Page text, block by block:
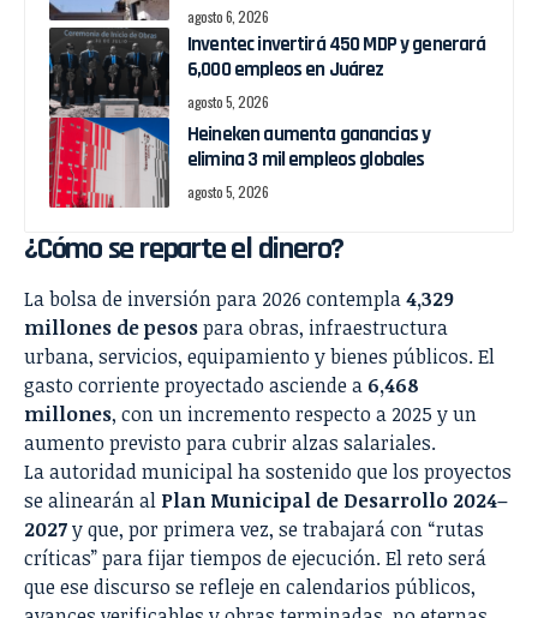
agosto 6, 2026
Inventec invertirá 450 MDP y generará
6,000 empleos en Juárez
agosto 5, 2026
Heineken aumenta ganancias y
elimina 3 mil empleos globales
agosto 5, 2026
¿Cómo se reparte el dinero?
La bolsa de inversión para 2026 contempla4,329
millones de pesospara obras, infraestructura
urbana, servicios, equipamiento y bienes públicos. El
gasto corriente proyectado asciende a 6,468
millones, con un incremento respecto a 2025 y un
aumento previsto para cubrir alzas salariales.
La autoridad municipal ha sostenido que los proyectos
se alinearán al Plan Municipal de Desarrollo 2024–
2027y que, por primera vez, se trabajará con “rutas
críticas” para fijar tiempos de ejecución. El reto será
que ese discurso se refleje en calendarios públicos,